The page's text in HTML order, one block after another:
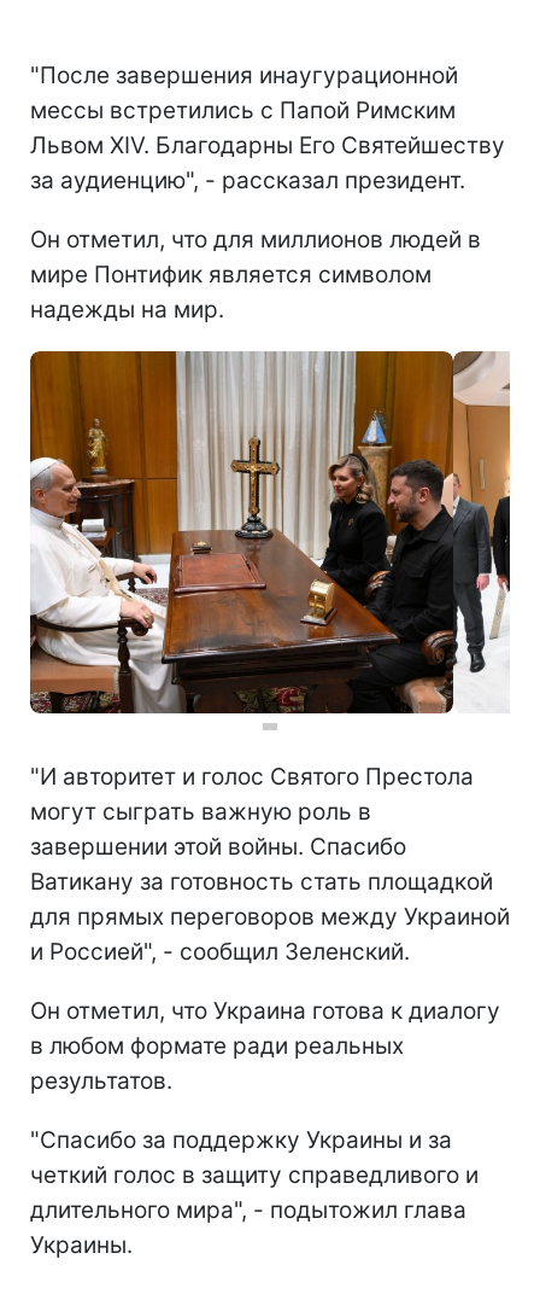
"После завершения инаугурационной
мессы встретились с Папой Римским
Львом XIV. Благодарны Его Святейшеству
за аудиенцию", - рассказал президент.
Он отметил, что для миллионов людей в
мире Понтифик является символом
надежды на мир.
"И авторитет и голос Святого Престола
могут сыграть важную роль в
завершении этой войны. Спасибо
Ватикану за готовность стать площадкой
для прямых переговоров между Украиной
и Россией", - сообщил Зеленский.
Он отметил, что Украина готова к диалогу
в любом формате ради реальных
результатов.
"Спасибо за поддержку Украины и за
четкий голос в защиту справедливого и
длительного мира", - подытожил глава
Украины.